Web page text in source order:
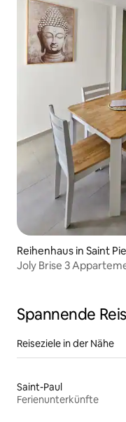
Reihenhaus in Saint
Joly Brise 3
Spannende
Reiseziele in der Nähe
Saint-Paul
Ferienunterkünfte